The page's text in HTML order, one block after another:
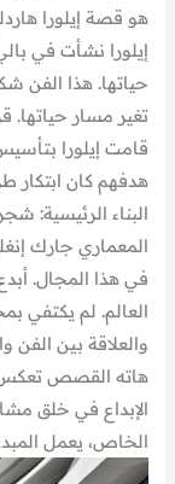
هو قصة إيلورا
إيلورا نشأت في
حياتها. هذا الفن
تغير مسار حياتها.
قامت إيلورا
هدفهم كان ابتكار
البناء الرئيسية:
المعماري جارك
في هذا المجال.
العالم. لم يكتفي
والعلاقة بين الفن
هاته القصص تعكس
الإبداع في خلق
الخاص، يعمل